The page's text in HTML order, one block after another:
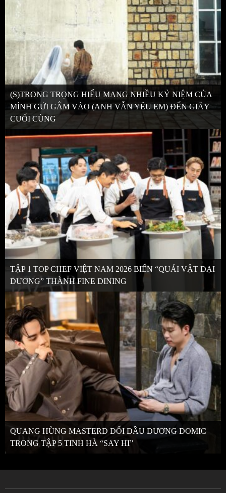
(S)TRONG TRỌNG HIẾU MANG NHIỀU KỶ NIỆM CỦA
MÌNH GỬI GẮM VÀO (ANH VẪN YÊU EM) ĐẾN GIÂY
CUỐI CÙNG
TẬP 1 TOP CHEF VIỆT NAM 2026 BIẾN “QUÁI VẬT ĐẠI
DƯƠNG” THÀNH FINE DINING
QUANG HÙNG MASTERD ĐỐI ĐẦU DƯƠNG DOMIC
TRONG TẬP 5 TINH HÀ “SAY HI”